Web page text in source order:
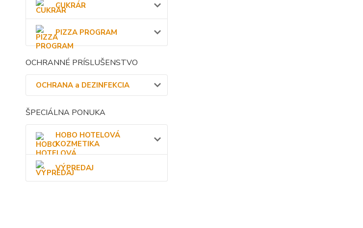
CUKRÁR
PIZZA PROGRAM
OCHRANNÉ PRÍSLUŠENSTVO
OCHRANA a DEZINFEKCIA
ŠPECIÁLNA PONUKA
HOBO HOTELOVÁ
KOZMETIKA
VÝPREDAJ